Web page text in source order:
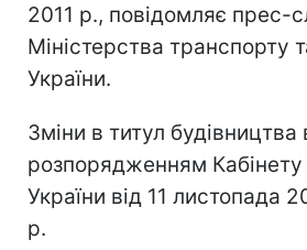
2011 р., повідомляє прес-
Міністерства транспорту
України.
Зміни в титул будівництва
розпорядженням Кабінету
України від 11 листопада
р.